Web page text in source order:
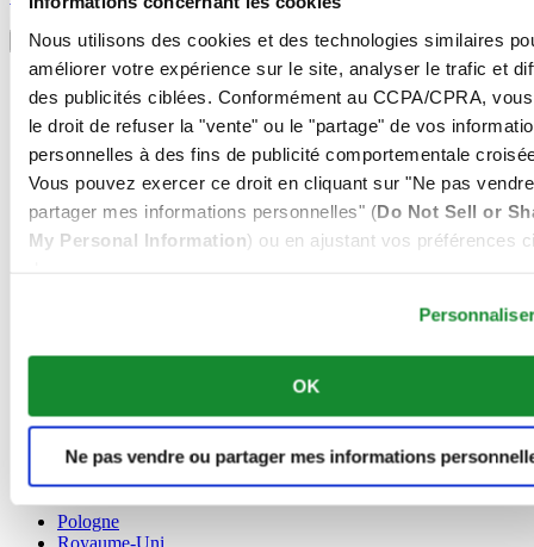
Nous utilisons des cookies et des technologies similaires
améliorer votre expérience sur le site, analyser le trafic et
des publicités ciblées. Conformément au CCPA/CPRA,
le droit de refuser la "vente" ou le "partage" de vos
personnelles à des fins de publicité comportementale
Vous pouvez exercer ce droit en cliquant sur "Ne pas
partager mes informations personnelles" (Do Not Sell or
My Personal Information) ou en ajustant vos préférences
OK
Ne pas vendre ou partager mes informations
Sélecteur de langue
Autriche
Belgique
Dutch
Chine
English
简体中文
English
Norvège
Pays-Bas
Pologne
Royaume-Uni